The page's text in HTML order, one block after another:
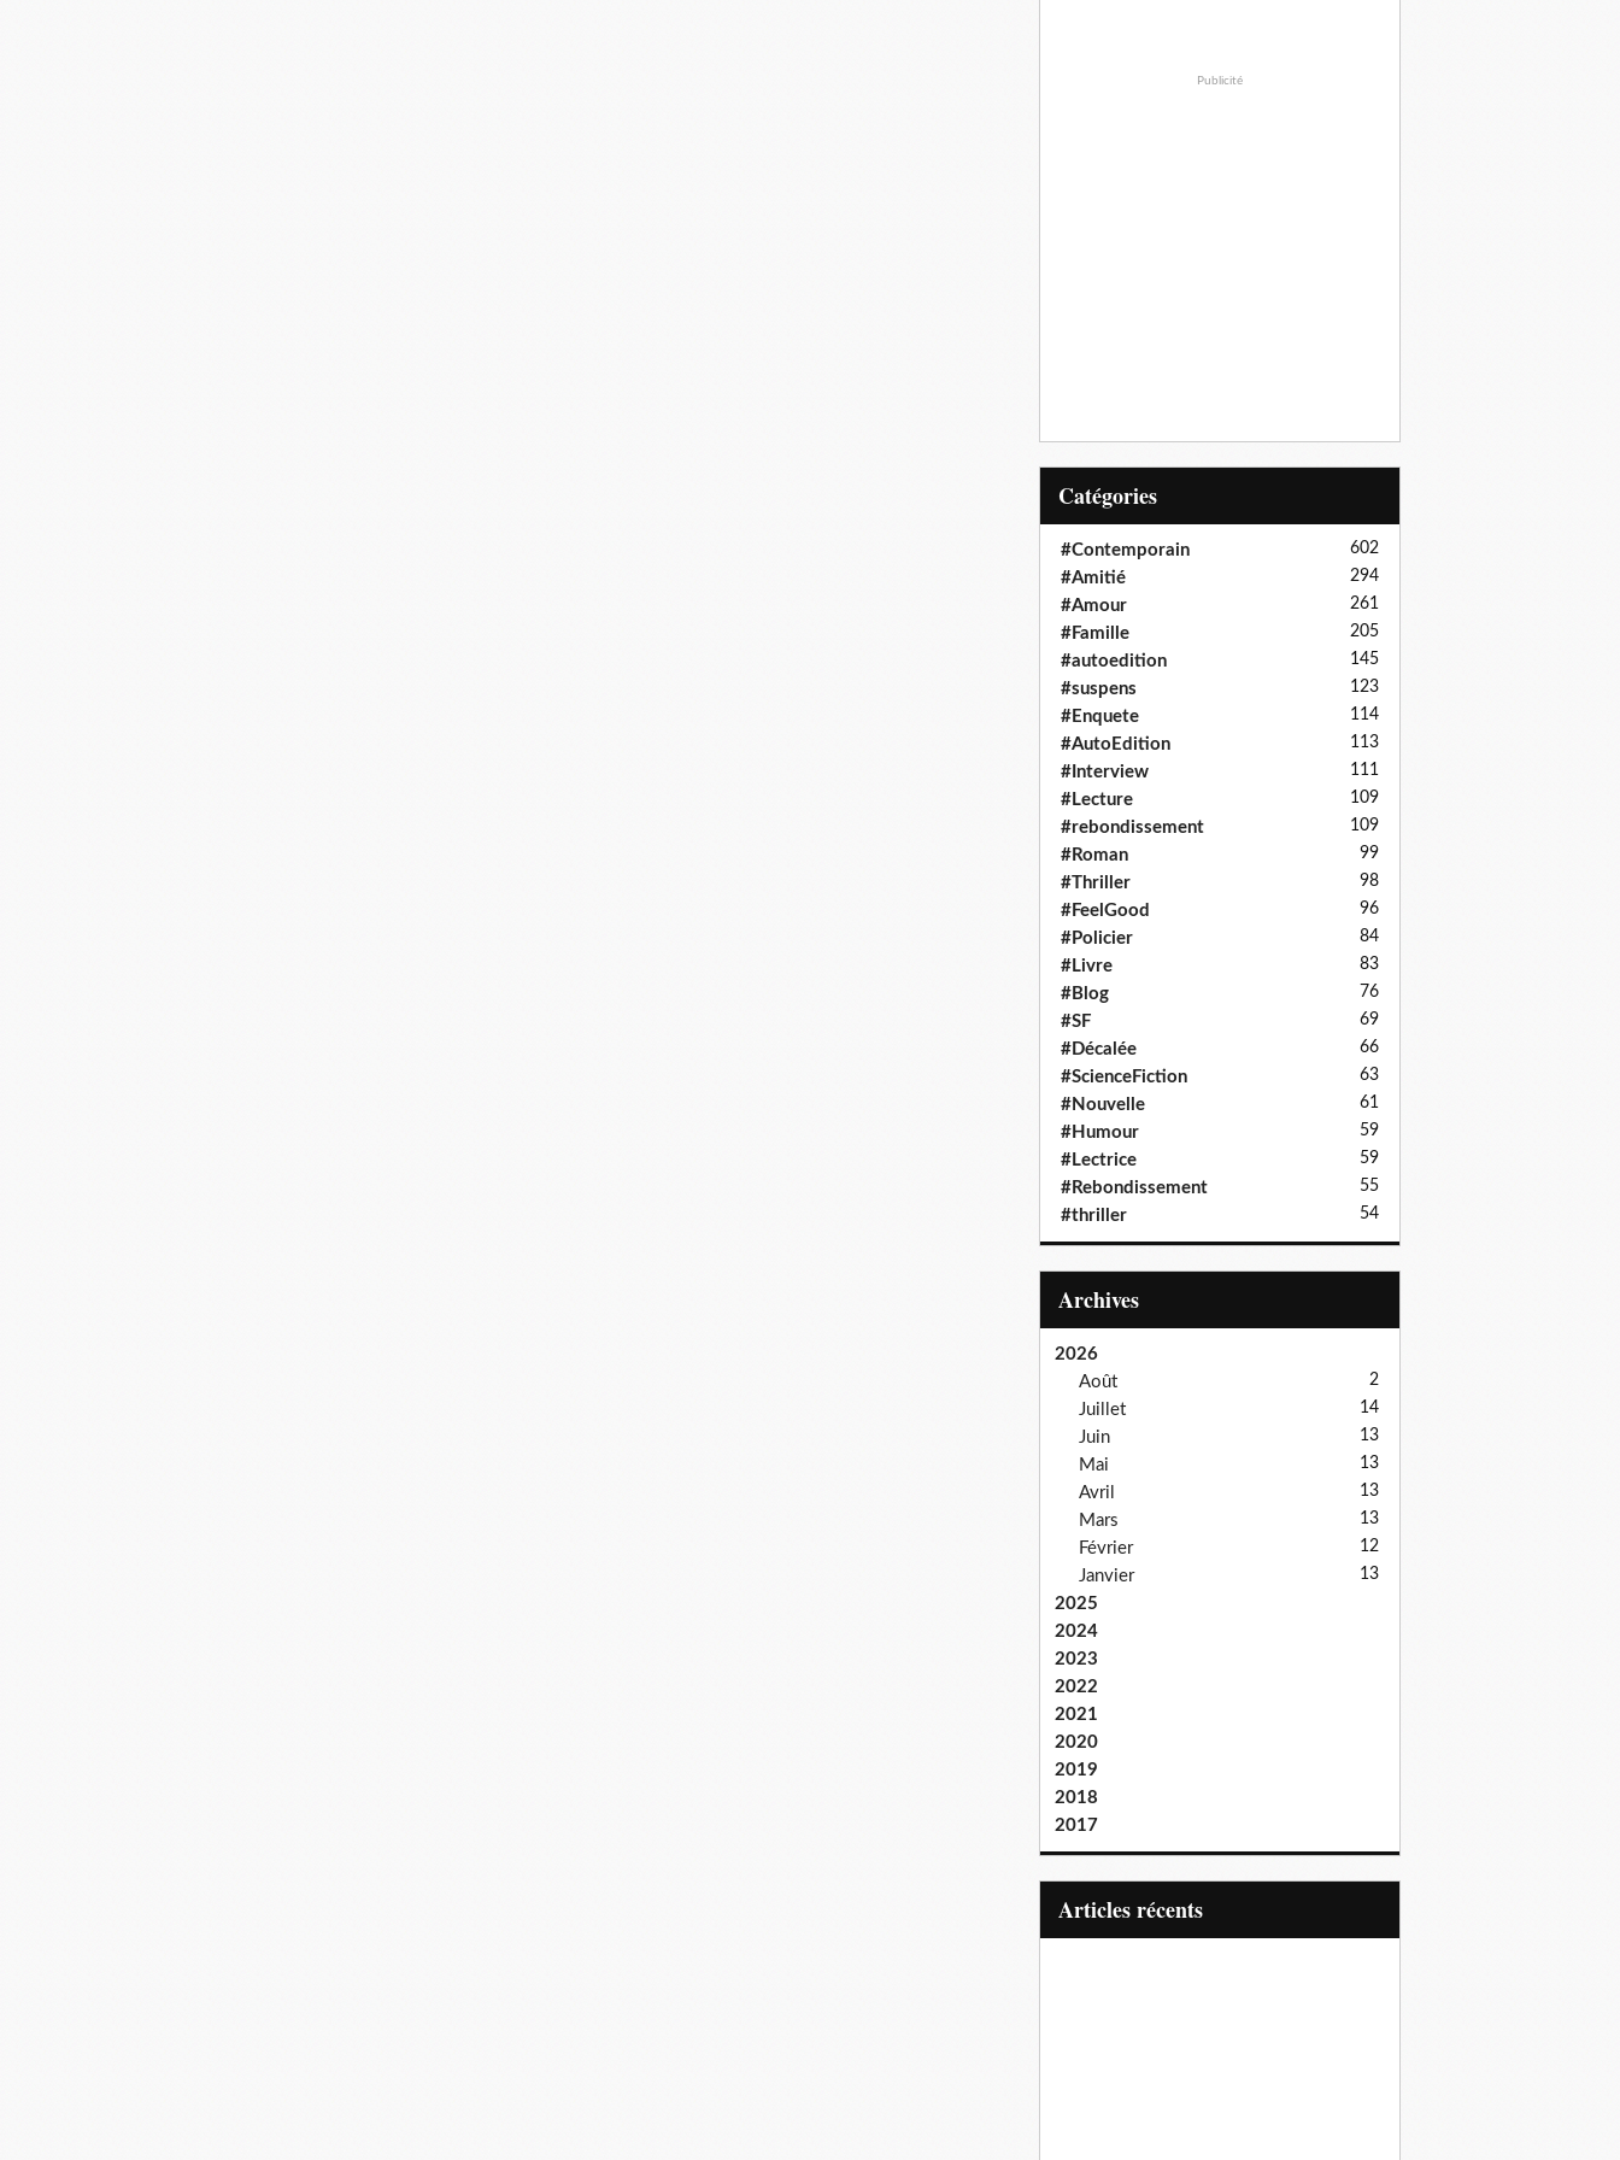
Publicité
Catégories
#Contemporain 602
#Amitié 294
#Amour 261
#Famille 205
#autoedition 145
#suspens 123
#Enquete 114
#AutoEdition 113
#Interview 111
#Lecture 109
#rebondissement 109
#Roman 99
#Thriller 98
#FeelGood 96
#Policier 84
#Livre 83
#Blog 76
#SF 69
#Décalée 66
#ScienceFiction 63
#Nouvelle 61
#Humour 59
#Lectrice 59
#Rebondissement 55
#thriller 54
Archives
2026
Août
2
Juillet 14
Juin 13
Mai 13
Avril 13
Mars 13
Février 12
Janvier 13
2025
2024
2023
2022
2021
2020
2019
2018
2017
articles récents